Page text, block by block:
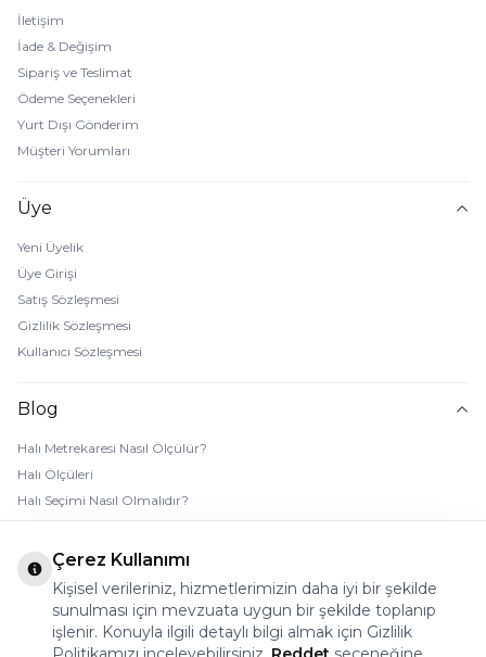
İletişim
İade & Değişim
Sipariş ve Teslimat
Ödeme Seçenekleri
Yurt Dışı Gönderim
Müşteri Yorumları
Üye
Yeni Üyelik
Üye Girişi
Satış Sözleşmesi
Gizlilik Sözleşmesi
Kullanıcı Sözleşmesi
Blog
Halı Metrekaresi Nasıl Ölçülür?
Halı Ölçüleri
Halı Seçimi Nasıl Olmalıdır?
Halı Rengi Nasıl Seçilir?
Halı Temizliği Nasıl Yapılır?
Bebek Halı Temizliği Nasıl Yapılır?
7 Adımda Halı Lekesi Çıkarma
Halı Kaydırmaz Ped Nasıl Kullanılır?
Çerez Kullanımı
Kişisel verileriniz, hizmetlerimizin daha iyi bir şekilde
sunulması için mevzuata uygun bir şekilde toplanıp
işlenir. Konuyla ilgili detaylı bilgi almak için Gizlilik